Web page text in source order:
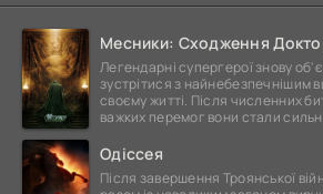
Месники: Сходження
Легендарні супергерої знову
зустрітися з найнебезпечнішим
своєму житті. Після численних
важких перемог вони стали
Одіссея
Після завершення Троянської